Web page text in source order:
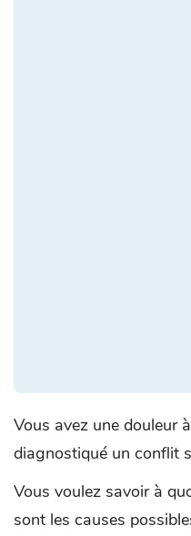
Vous avez une douleur
diagnostiqué un conflit
Vous voulez savoir à
sont les causes